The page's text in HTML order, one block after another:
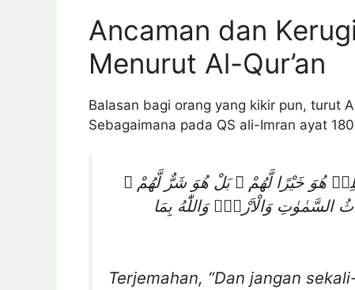
Ancaman dan
Menurut Al-Qur’an
Balasan bagi orang yang kikir pun, turut
Sebagaimana pada QS ali-Imran ayat
هُوَ خَيْرًا لَّهُمْ ۗ بَلْ هُوَ شَرٌّ لَّهُمْ
السَّمٰوٰتِ وَالْاَرْضِۗ وَاللّٰهُ بِمَا
Terjemahan, “Dan jangan